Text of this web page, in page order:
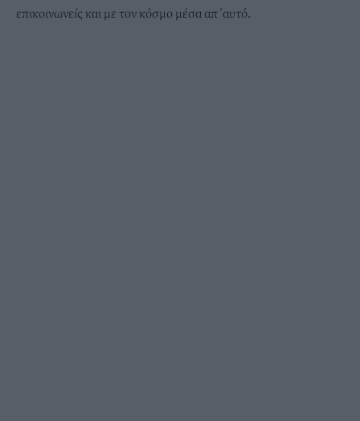
επικοινωνείς και με τον κόσμο μέσα απ΄αυτό.